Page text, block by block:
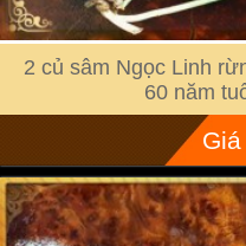
2 củ sâm Ngọc Linh
60 năm
Giá